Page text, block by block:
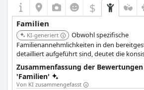
$
Familien
KI-generiert
Obwohl spezifische
Familienannehmlichkeiten in den
detailliert aufgeführt sind, deutet die
darauf hin, dass es eine geeignete
bietet.
Zusammenfassung der
'Familien'
Von KI zusammengefasst